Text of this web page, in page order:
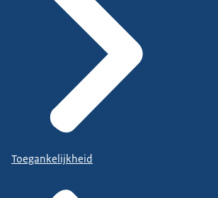
Toegankelijkheid